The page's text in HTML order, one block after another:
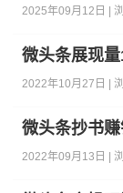
2025年09月12日 |
微头条展现
2022年10月27日 |
微头条抄书
2022年09月13日 |